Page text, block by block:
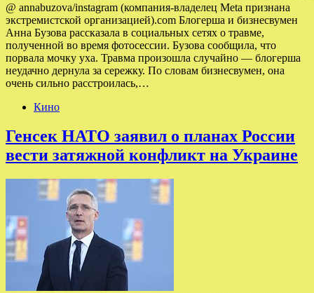
@ annabuzova/instagram (компания-владелец Meta признана
экстремистской организацией).com Блогерша и бизнесвумен
Анна Бузова рассказала в социальных сетях о травме,
полученной во время фотосессии. Бузова сообщила, что
порвала мочку уха. Травма произошла случайно — блогерша
неудачно дернула за сережку. По словам бизнесвумен, она
очень сильно расстроилась,…
Кино
Генсек НАТО заявил о планах России
вести затяжной конфликт на Украине